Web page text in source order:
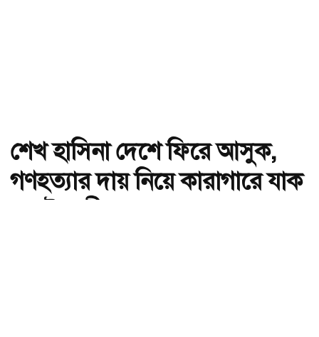
শেখ হাসিনা দেশে ফিরে আসুক,
গণহত্যার দায় নিয়ে কারাগারে যাক